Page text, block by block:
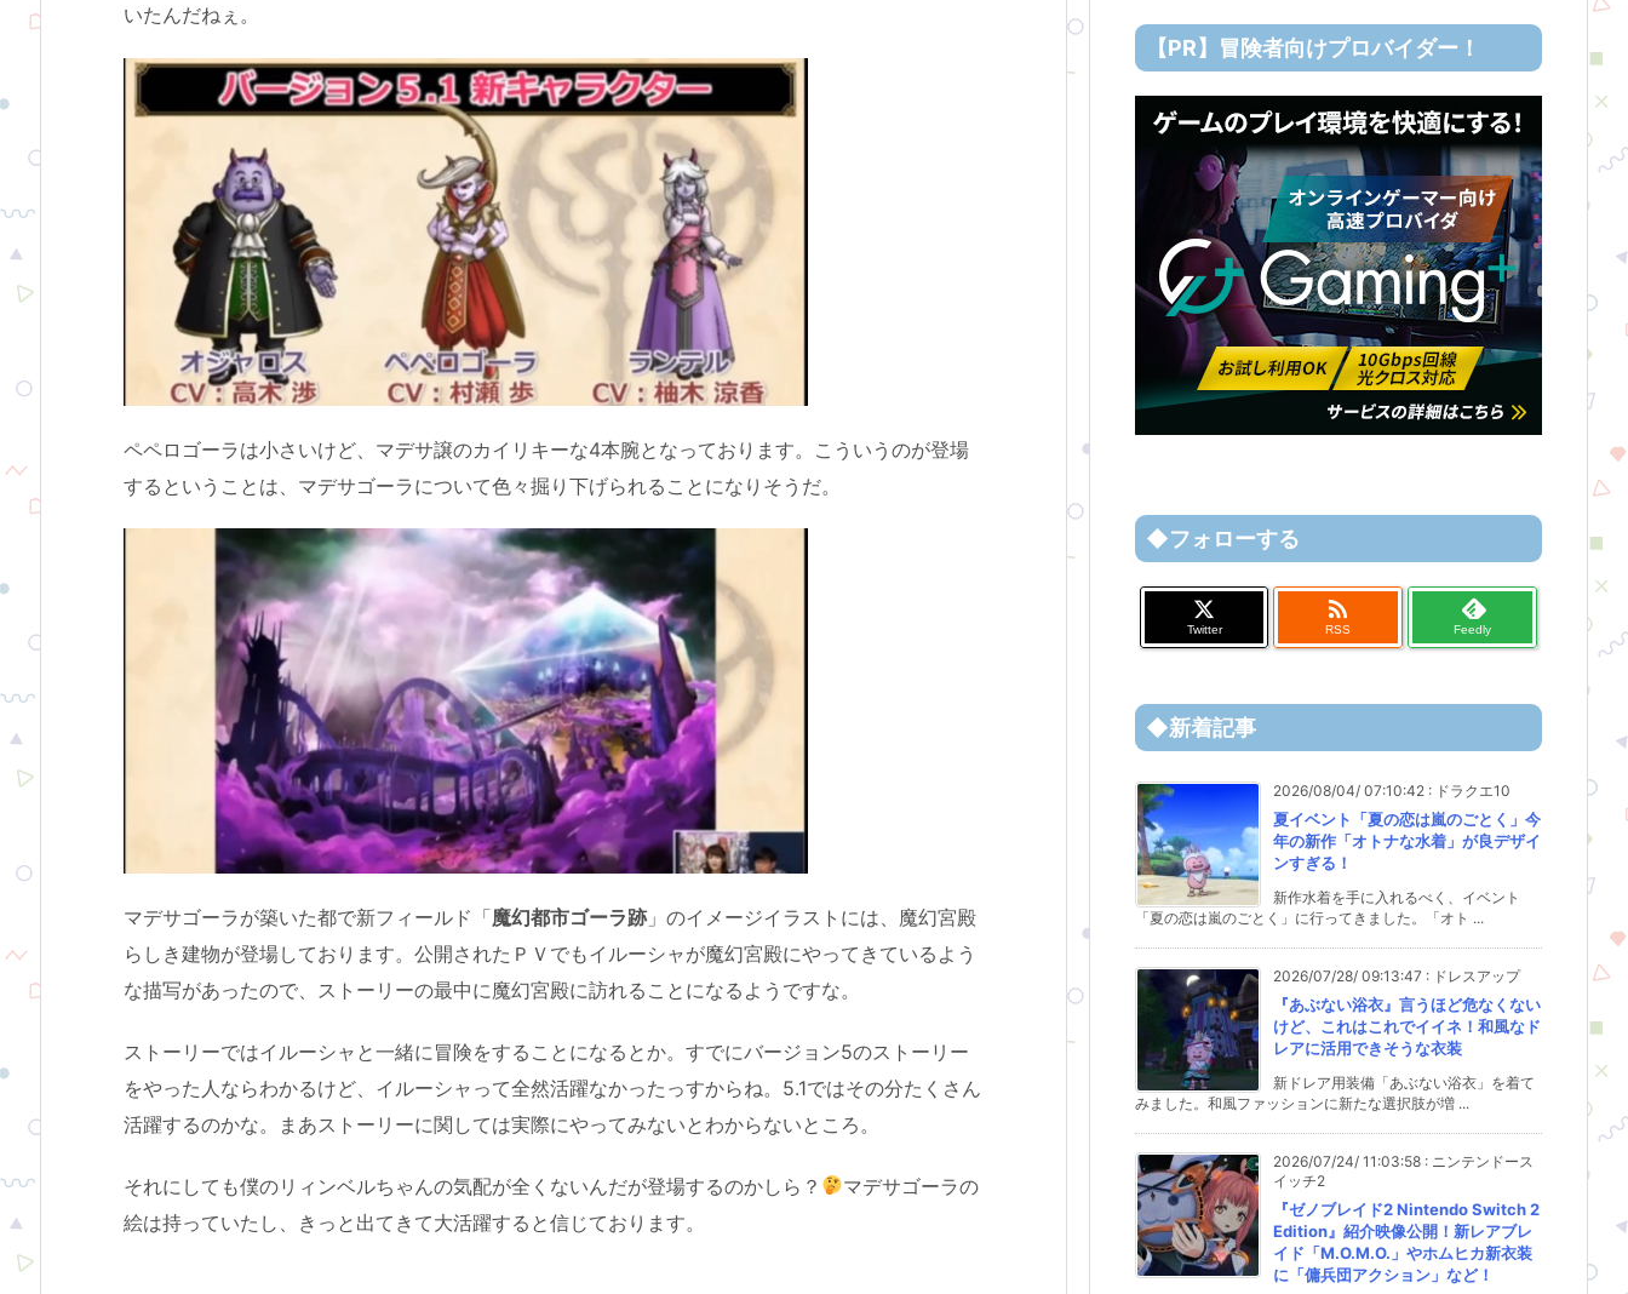
いたんだねぇ。
ペペロゴーラは小さいけど、マデサ譲のカイリキーな4本腕となっております。こういうのが登場
するということは、マデサゴーラについて色々掘り下げられることになりそうだ。
マデサゴーラが築いた都で新フィールド「魔幻都市ゴーラ跡 」のイメージイラストには、魔幻宮殿
らしき建物が登場しております。公開されたＰＶでもイルーシャが魔幻宮殿にやってきているよう
な描写があったので、ストーリーの最中に魔幻宮殿に訪れることになるようですな。
ストーリーではイルーシャと一緒に冒険をすることになるとか。すでにバージョン5のストーリー
をやった人ならわかるけど、イルーシャって全然活躍なかったっすからね。5.1ではその分たくさん
活躍するのかな。まあストーリーに関しては実際にやってみないとわからないところ。
それにしても僕のリィンベルちゃんの気配が全くないんだが登場するのかしら？
マデサゴーラの
絵は持っていたし、きっと出てきて大活躍すると信じております。
【PR】冒険者向けプロバイダー！
◆フォローする
Twitter

RSS Feedly
◆新着記事
2026/08/04/ 07:10:42 : ドラクエ10
夏イベント「夏の恋は嵐のごとく」今
年の新作「オトナな水着」が良デザイ
ンすぎる！
新作水着を手に入れるべく、イベント
「夏の恋は嵐のごとく」に行ってきました。「オト ...
2026/07/28/ 09:13:47 : ドレスアップ
『あぶない浴衣』言うほど危なくない
けど、これはこれでイイネ！和風なド
レアに活用できそうな衣装
新ドレア用装備「あぶない浴衣」を着て
みました。和風ファッションに新たな選択肢が増 ...
2026/07/24/ 11:03:58 : ニンテンドース
イッチ2
『ゼノブレイド2 Nintendo Switch 2
Edition』紹介映像公開！新レアブレ
イド「M.O.M.O.」やホムヒカ新衣装
に「傭兵団アクション」など！